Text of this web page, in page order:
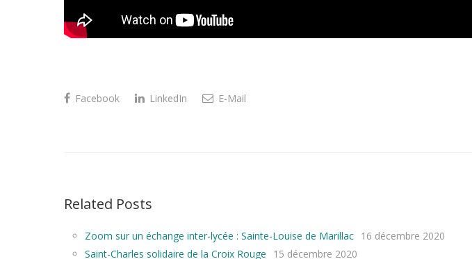
Facebook LinkedIn E-Mail
Related Posts
Zoom sur un échange inter-lycée : Sainte-Louise de Marillac 16 décembre 2020
Saint-Charles solidaire de la Croix Rouge
15 décembre 2020